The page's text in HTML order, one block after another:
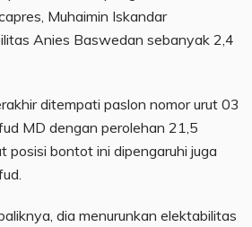
Muhaimin Iskandar
Anies Baswedan sebanyak 2,4
ditempati paslon nomor urut 03
MD dengan perolehan 21,5
posisi bontot ini dipengaruhi juga
dia menurunkan elektabilitas